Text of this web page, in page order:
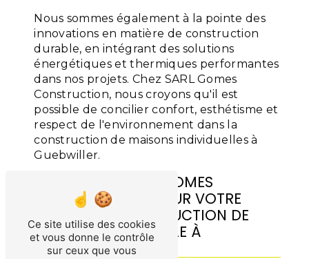
Nous sommes également à la pointe des
innovations en matière de construction
durable, en intégrant des solutions
énergétiques et thermiques performantes
dans nos projets. Chez SARL Gomes
Construction, nous croyons qu'il est
possible de concilier confort, esthétisme et
respect de l'environnement dans la
construction de maisons individuelles à
Guebwiller.
CONTACTEZ SARL GOMES
CONSTRUCTION POUR VOTRE
PROJET DE CONSTRUCTION DE
MAISON INDIVIDUELLE À
GUEBWILLER
Ce site utilise des cookies
et vous donne le contrôle
sur ceux que vous